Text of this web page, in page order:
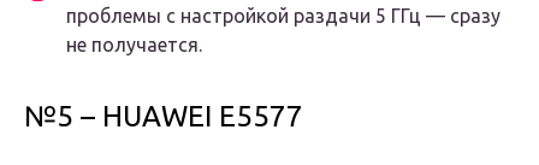
проблемы с настройкой раздачи 5 ГГц — сразу
не получается.
№5 – HUAWEI E5577